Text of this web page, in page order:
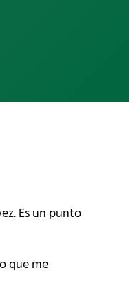
Es un punto
que me